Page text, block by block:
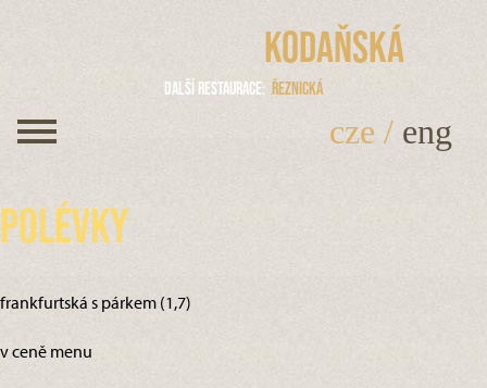
Kodaňská
Další restaurace Řeznická
cze / eng
Polévky
frankfurtská s párkem (1,7)
v ceně menu